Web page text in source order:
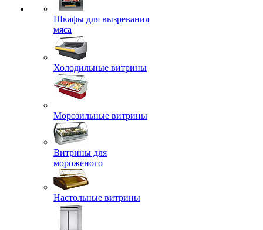
Шкафы для вызревания
мяса
Холодильные витрины
Морозильные витрины
Витрины для
мороженого
Настольные витрины